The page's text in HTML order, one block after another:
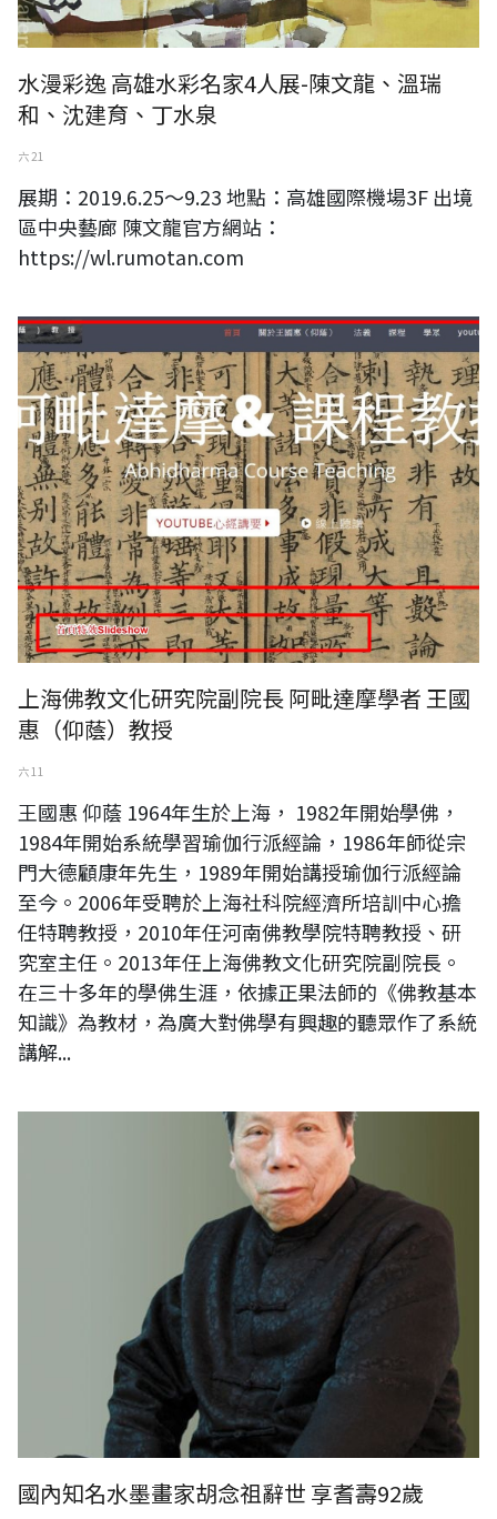
水漫彩逸 高雄水彩名家4人展-陳文龍、溫瑞
和、沈建育、丁水泉
六 21
展期：2019.6.25～9.23 地點：高雄國際機場3F 出境
區中央藝廊 陳文龍官方網站：
https://wl.rumotan.com
阿毗達摩學者 王國惠（仰蔭）教授官方網站
上海佛教文化研究院副院長 阿毗達摩學者 王國
惠（仰蔭）教授
六 11
王國惠 仰蔭 1964年生於上海， 1982年開始學佛，
1984年開始系統學習瑜伽行派經論，1986年師從宗
門大德顧康年先生，1989年開始講授瑜伽行派經論
至今。2006年受聘於上海社科院經濟所培訓中心擔
任特聘教授，2010年任河南佛教學院特聘教授、研
究室主任。2013年任上海佛教文化研究院副院長。
在三十多年的學佛生涯，依據正果法師的《佛教基本
知識》為教材，為廣大對佛學有興趣的聽眾作了系統
講解...
國內知名水墨畫家胡念祖辭世 享耆壽92歲